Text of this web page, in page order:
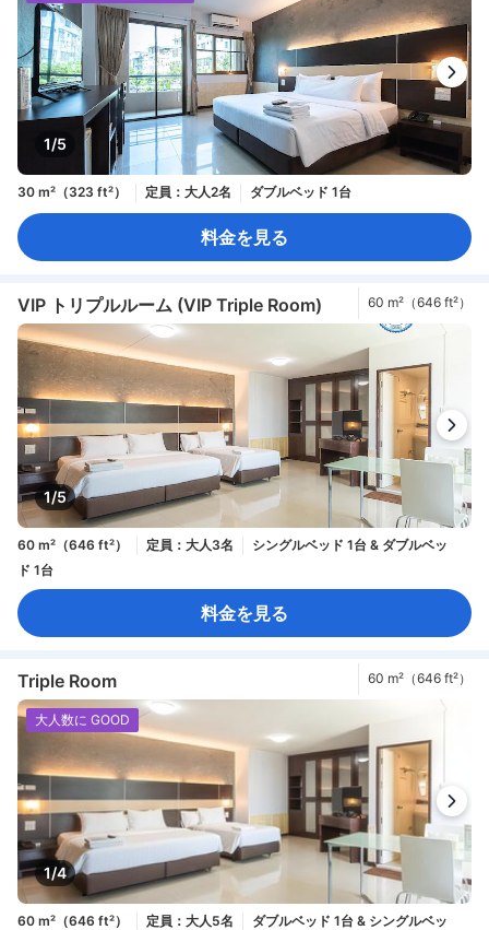
1/5
30 m²（323 ft²） 定員：大人2名 ダブルベッド 1台
料金を見る
VIP トリプルルーム (VIP Triple Room) 60 m²（646 ft²）
1/5
60 m²（646 ft²） 定員：大人3名
シングルベッド 1台 & ダブルベッ
ド 1台
料金を見る
Triple Room 60 m²（646 ft²）
1/4
大人数に GOOD
60 m²（646 ft²） 定員：大人5名
ダブルベッド 1台 & シングルベッ